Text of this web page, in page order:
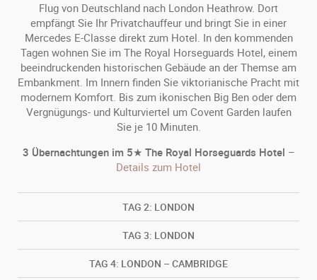
Flug von Deutschland nach London Heathrow. Dort
empfängt Sie Ihr Privatchauffeur und bringt Sie in einer
Mercedes E-Classe direkt zum Hotel. In den kommenden
Tagen wohnen Sie im The Royal Horseguards Hotel, einem
beeindruckenden historischen Gebäude an der Themse am
Embankment. Im Innern finden Sie viktorianische Pracht mit
modernem Komfort. Bis zum ikonischen Big Ben oder dem
Vergnügungs- und Kulturviertel um Covent Garden laufen
Sie je 10 Minuten.
3 Übernachtungen im 5★ The Royal Horseguards Hotel –
Details zum Hotel
TAG 2: LONDON
TAG 3: LONDON
TAG 4: LONDON – CAMBRIDGE